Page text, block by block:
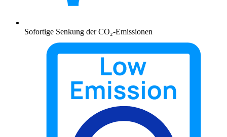
Sofortige Senkung der CO₂-Emissionen